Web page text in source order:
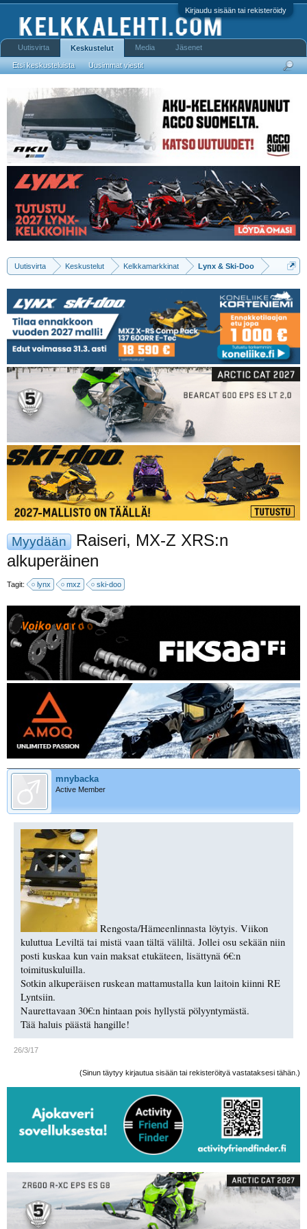
Kirjaudu sisään tai rekisteröidy
Uutisvirta Keskustelut Kelkkamarkkinat Lynx & Ski-Doo
Myydään
Raiseri, MX-Z XRS:n
alkuperäinen
Tagit: lynx mxz ski-doo
mnybacka
Active Member
Rengosta/Hämeenlinnasta löytyis. Viikon
kuluttua Leviltä tai mistä vaan tältä väliltä. Jollei osu sekään niin
posti kuskaa kun vain maksat etukäteen, lisättynä 6€:n
toimituskuluilla.
Sotkin alkuperäisen ruskean mattamustalla kun laitoin kiinni RE
Lyntsiin.
Naurettavaan 30€:n hintaan pois hyllystä pölyyntymästä.
Tää haluis päästä hangille!
26/3/17
(Sinun täytyy kirjautua sisään tai rekisteröityä vastataksesi tähän.)
Uutisvirta Keskustelut
Etsi keskusteluista Uusimmat viestit
Media Jäsenet